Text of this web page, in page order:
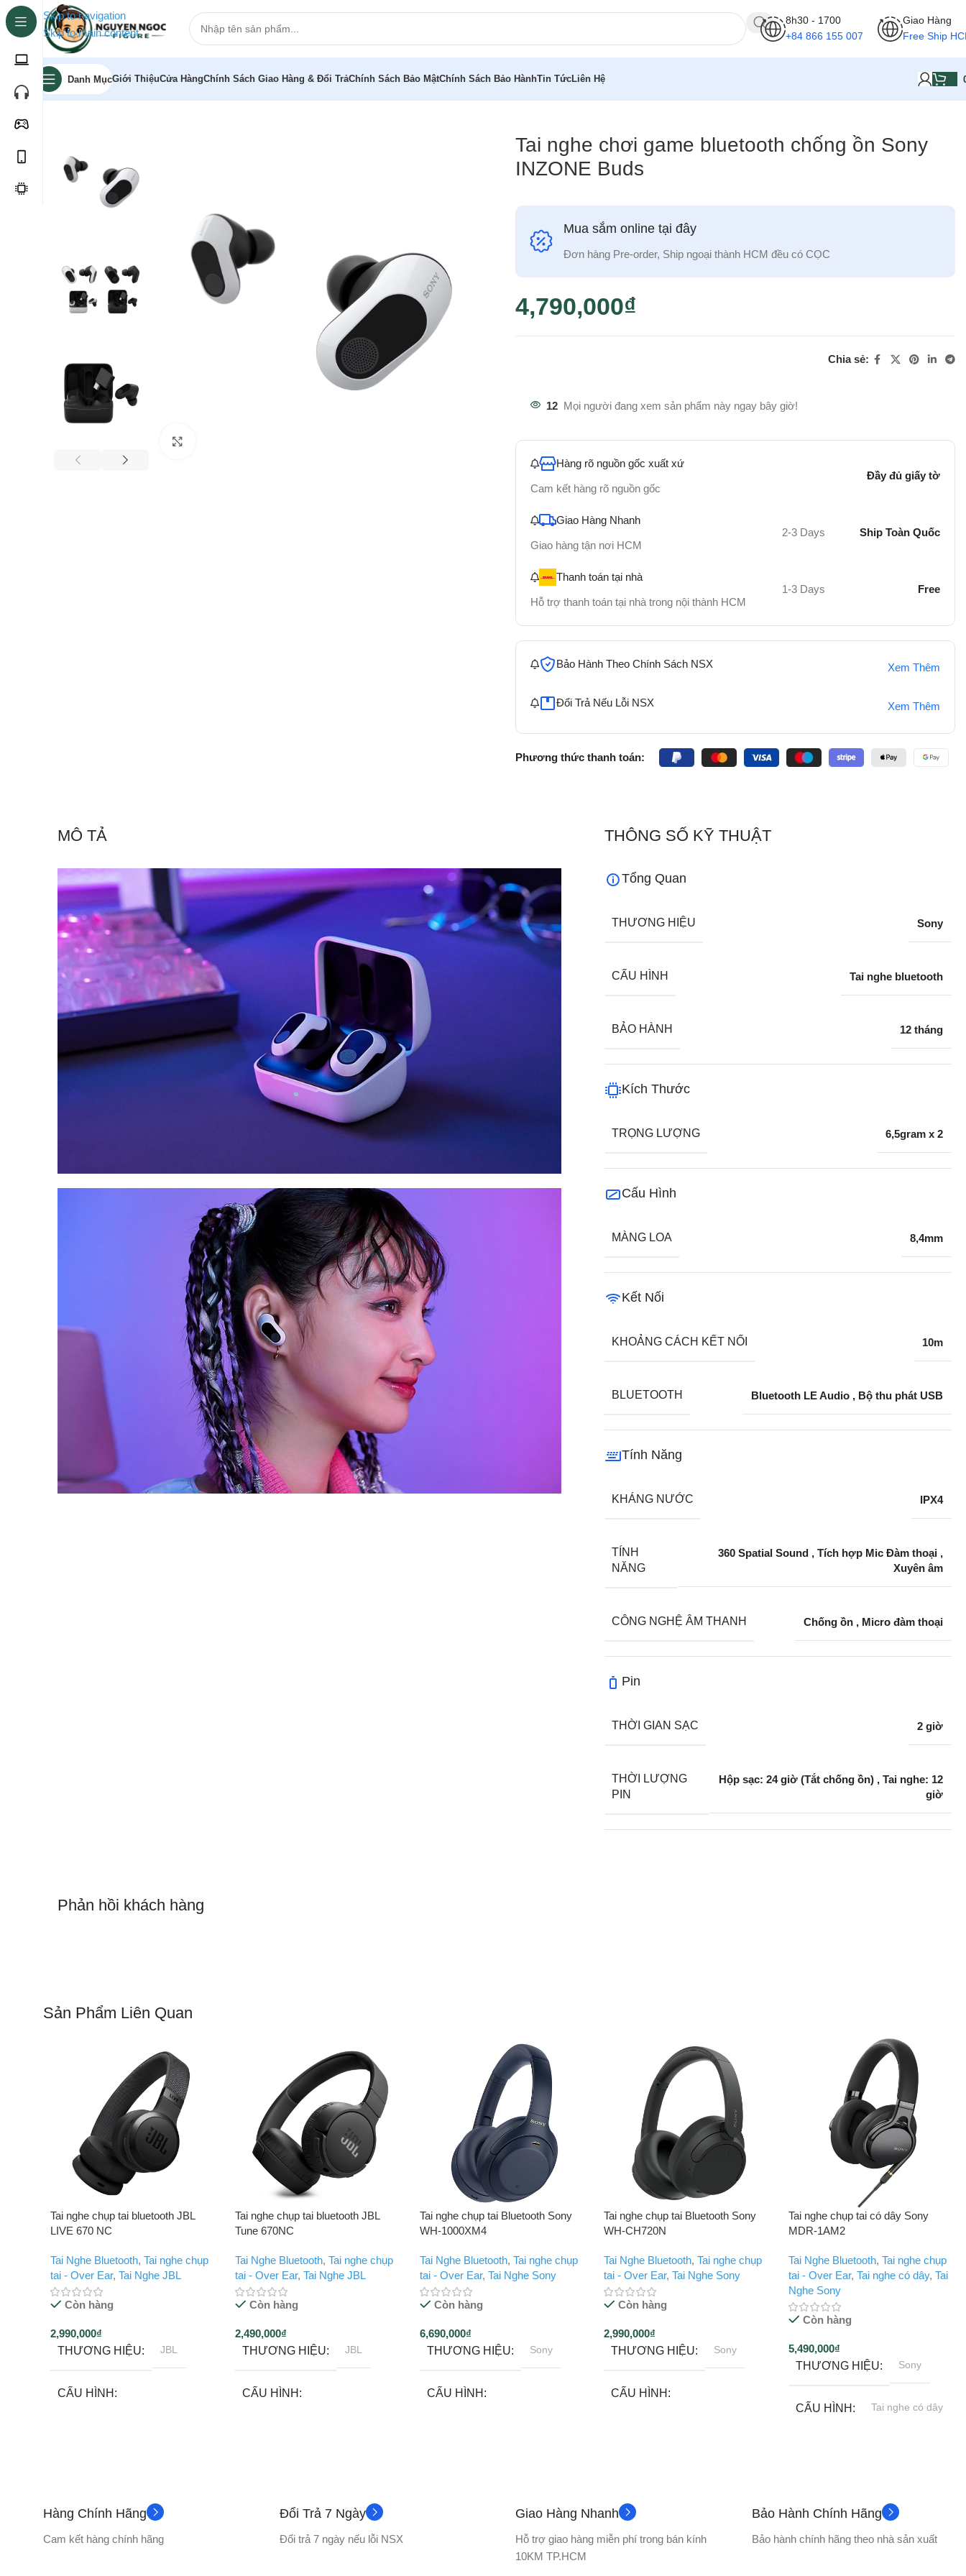
Skip to navigation
Skip to main content
8h30 - 1700
+84 866 155 007
Giao Hàng
Free Ship
Danh MụcGiới ThiệuCửa HàngChính Sách Giao Hàng & Đổi TrảChính Sách Bảo MậtChính Sách Bảo HànhTin TứcLiên Hệ
Trang chủ»
Tai nghe chơi game bluetooth chống ồn Sony
INZONE Buds
Mua sắm online tại đây
Đơn hàng Pre-order, Ship ngoại thành HCM đều có CỌC
4,790,000₫
Chia sẻ:
12 Mọi người đang xem sản phẩm này ngay bây giờ!
Hàng rõ nguồn gốc xuất xứ
Cam kết hàng rõ nguồn gốc
Đầy đủ giấy tờ
Giao Hàng Nhanh
Giao hàng tận nơi HCM
2-3 Days Ship Toàn Quốc
Thanh toán tại nhà
Hỗ trợ thanh toán tại nhà trong nội thành HCM
1-3 Days Free
Bảo Hành Theo Chính Sách NSX Xem Thêm
Đổi Trả Nếu Lỗi NSX Xem Thêm
Phương thức thanh toán:
MÔ TẢ THÔNG SỐ KỸ THUẬT
Tổng Quan
THƯƠNG HIỆU Sony
CẤU HÌNH Tai nghe bluetooth
BẢO HÀNH 12 tháng
Kích Thước
TRỌNG LƯỢNG 6,5gram x 2
Cấu Hình
MÀNG LOA 8,4mm
Kết Nối
KHOẢNG CÁCH KẾT NỐI 10m
BLUETOOTH Bluetooth LE Audio , Bộ thu phát USB
Tính Năng
KHÁNG NƯỚC IPX4
TÍNH
NĂNG
360 Spatial Sound , Tích hợp Mic Đàm thoại ,
Xuyên âm
CÔNG NGHỆ ÂM THANH Chống ồn , Micro đàm thoại
Pin
THỜI GIAN SẠC 2 giờ
THỜI LƯỢNG
PIN
Hộp sạc: 24 giờ (Tắt chống ồn) , Tai nghe: 12
giờ
Phản hồi khách hàng
Sản Phẩm Liên Quan
Tai nghe chụp tai bluetooth JBL
LIVE 670 NC
Tai Nghe Bluetooth, Tai nghe chụp
tai - Over Ear, Tai Nghe JBL
Còn hàng
2,990,000₫
THƯƠNG HIỆU
JBL
CẤU HÌNH
KÍCH THƯỚC DIVER
Tai nghe chụp tai bluetooth JBL
Tune 670NC
Tai Nghe Bluetooth, Tai nghe chụp
tai - Over Ear, Tai Nghe JBL
Còn hàng
2,490,000₫
THƯƠNG HIỆU
JBL
CẤU HÌNH
ĐỘ NHẠY
Tai nghe chụp tai Bluetooth Sony
WH-1000XM4
Tai Nghe Bluetooth, Tai nghe chụp
tai - Over Ear, Tai Nghe Sony
Còn hàng
6,690,000₫
THƯƠNG HIỆU
Sony
CẤU HÌNH
Tai nghe chụp tai Bluetooth Sony
WH-CH720N
Tai Nghe Bluetooth,Tai nghe chụp
tai - Over Ear,Tai Nghe Sony
Còn hàng
2,990,000₫
THƯƠNG HIỆU
Sony
CẤU HÌNH
KÍCH THƯỚC
Tai nghe chụp tai có dây Sony
MDR-1AM2
Tai Nghe Bluetooth,Tai nghe chụp
tai - Over Ear,Tai nghe có dây,Tai
Nghe Sony
Còn hàng
5,490,000₫
THƯƠNG HIỆU
Sony
CẤU HÌNH Tai nghe có dây
Hàng Chính Hãng
Cam kết hàng chính hãng
Đổi Trả 7 Ngày
Đổi trả 7 ngày nếu lỗi NSX
Giao Hàng Nhanh
Hỗ trợ giao hàng miễn phí trong bán kính
10KM TP.HCM
Bảo Hành Chính Hãng
Bảo hành chính hãng theo nhà sản xuất